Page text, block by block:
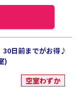
日前までがお得♪
)
空室わずか